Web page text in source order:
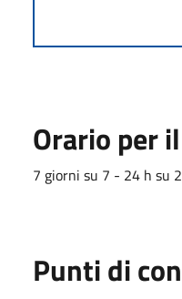
Orario per
7 giorni su 7 - 24 h su
Punti di